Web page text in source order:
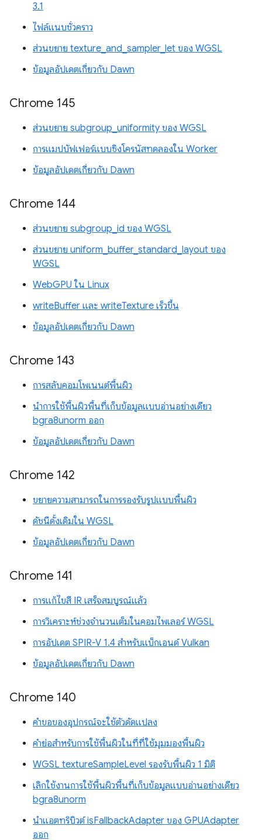
3.1
ไฟล์แนบชั่วคราว
ส่วนขยาย texture_and_sampler_let ของ WGSL
ข้อมูลอัปเดตเกี่ยวกับ Dawn
Chrome 145
ส่วนขยาย subgroup_uniformity ของ WGSL
การแมปบัฟเฟอร์แบบซิงโครนัสทดลองใน Worker
ข้อมูลอัปเดตเกี่ยวกับ Dawn
Chrome 144
ส่วนขยาย subgroup_id ของ WGSL
ส่วนขยาย uniform_buffer_standard_layout ของ
WGSL
WebGPU ใน Linux
writeBuffer และ writeTexture เร็วขึ้น
ข้อมูลอัปเดตเกี่ยวกับ Dawn
Chrome 143
การสลับคอมโพเนนต์พื้นผิว
นำการใช้พื้นผิวพื้นที่เก็บข้อมูลแบบอ่านอย่างเดียว
bgra8unorm ออก
ข้อมูลอัปเดตเกี่ยวกับ Dawn
Chrome 142
ขยายความสามารถในการรองรับรูปแบบพื้นผิว
ดัชนีดั้งเดิมใน WGSL
ข้อมูลอัปเดตเกี่ยวกับ Dawn
Chrome 141
การแก้ไขสี IR เสร็จสมบูรณ์แล้ว
การวิเคราะห์ช่วงจำนวนเต็มในคอมไพเลอร์ WGSL
การอัปเดต SPIR-V 1.4 สำหรับแบ็กเอนด์ Vulkan
ข้อมูลอัปเดตเกี่ยวกับ Dawn
Chrome 140
คำขอของอุปกรณ์จะใช้ตัวดัดแปลง
คำย่อสำหรับการใช้พื้นผิวในที่ที่ใช้มุมมองพื้นผิว
WGSL textureSampleLevel รองรับพื้นผิว 1 มิติ
เลิกใช้งานการใช้พื้นผิวพื้นที่เก็บข้อมูลแบบอ่านอย่างเดียว
bgra8unorm
นำแอตทริบิวต์ isFallbackAdapter ของ GPUAdapter
ออก